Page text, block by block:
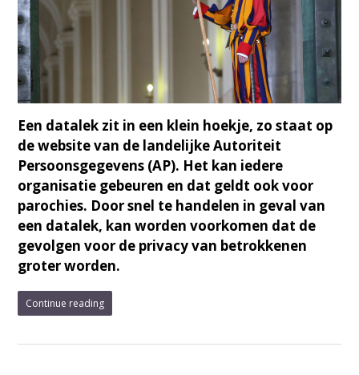
Een datalek zit in een klein hoekje, zo staat op
de website van de landelijke Autoriteit
Persoonsgegevens (AP). Het kan iedere
organisatie gebeuren en dat geldt ook voor
parochies. Door snel te handelen in geval van
een datalek, kan worden voorkomen dat de
gevolgen voor de privacy van betrokkenen
groter worden.
Continue reading